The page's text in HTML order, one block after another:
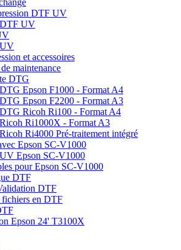
DTF UV
UV
et accessoires
maintenance
DTG
Epson F1000 - Format A4
Epson F2200 - Format A3
Ricoh Ri100 - Format A4
Ri1000X - Format A3
Ri4000 Pré-traitement intégré
Epson SC-V1000
Epson SC-V1000
pour Epson SC-V1000
DTF
DTF
fichiers en DTF
Epson 24' T3100X